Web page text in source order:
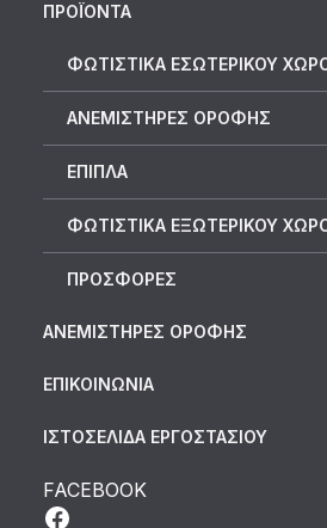
ΠΡΟΪΟΝΤΑ
ΦΩΤΙΣΤΙΚΑ ΕΣΩΤΕΡΙΚΟΥ
ΑΝΕΜΙΣΤΗΡΕΣ ΟΡΟΦΗΣ
ΕΠΙΠΛΑ
ΦΩΤΙΣΤΙΚΑ ΕΞΩΤΕΡΙΚΟΥ
ΠΡΟΣΦΟΡΕΣ
ΑΝΕΜΙΣΤΗΡΕΣ ΟΡΟΦΗΣ
ΕΠΙΚΟΙΝΩΝΙΑ
ΙΣΤΟΣΕΛΙΔΑ ΕΡΓΟΣΤΑΣΙΟΥ
FACEBOOK